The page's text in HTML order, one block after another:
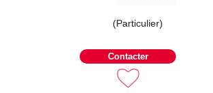
(Particulier)
Contacter